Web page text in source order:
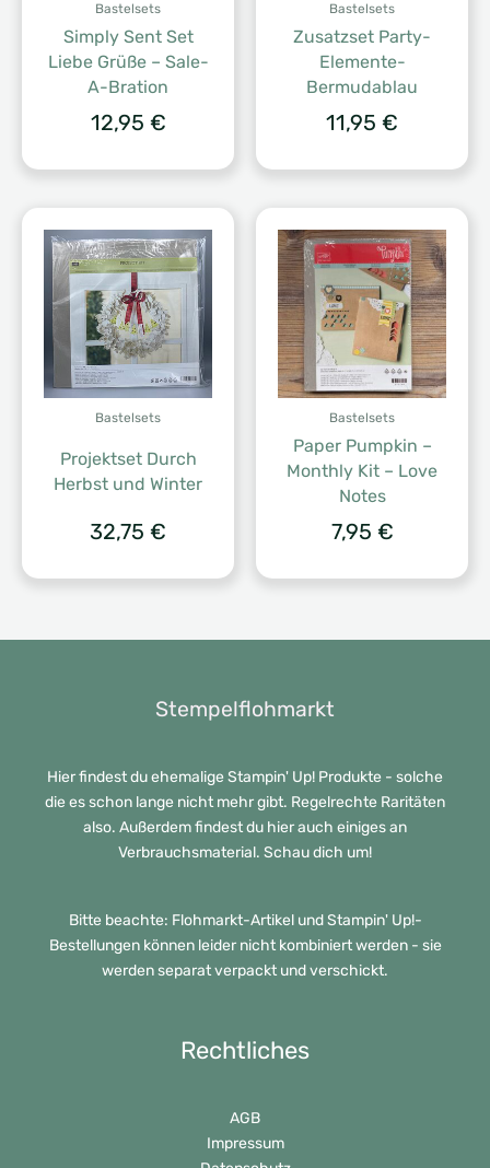
Bastelsets
Simply Sent Set
Liebe Grüße – Sale-
A-Bration
12,95 €
Bastelsets
Zusatzset Party-
Elemente-
Bermudablau
11,95 €
Bastelsets
Projektset Durch
Herbst und Winter
32,75 €
Bastelsets
Paper Pumpkin –
Monthly Kit – Love
Notes
7,95 €
Stempelflohmarkt
Hier findest du ehemalige Stampin' Up! Produkte - solche
die es schon lange nicht mehr gibt. Regelrechte Raritäten
also. Außerdem findest du hier auch einiges an
Verbrauchsmaterial. Schau dich um!
Bitte beachte: Flohmarkt-Artikel und Stampin' Up!-
Bestellungen können leider nicht kombiniert werden - sie
werden separat verpackt und verschickt.
Rechtliches
AGB
Impressum